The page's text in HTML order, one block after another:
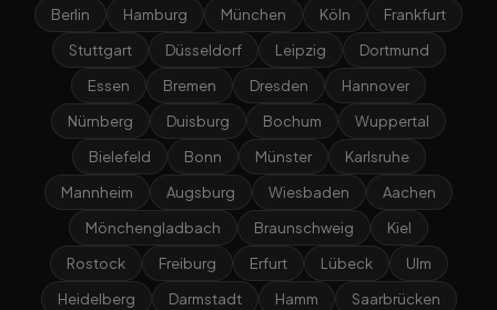
Berlin Hamburg München Köln
Frankfurt
Stuttgart
Düsseldorf Leipzig
Dortmund
Essen
Bremen Dresden
Hannover
Nürnberg
Duisburg Bochum
Wuppertal
Bielefeld
Bonn Münster
Karlsruhe
Mannheim
Augsburg Wiesbaden
Aachen
Mönchengladbach
Braunschweig
Kiel
Rostock
Freiburg Erfurt Lübeck
Ulm
Heidelberg
Darmstadt Hamm Saarbrücken